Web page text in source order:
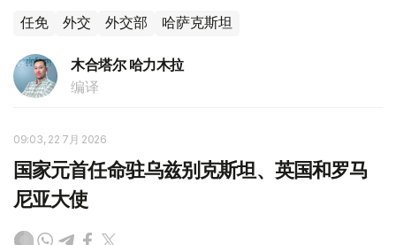
任免 外交 外交部 哈萨克斯坦
木合塔尔 哈力木拉
编译
09:03, 22 7月 2026
国家元首任命驻乌兹别克斯坦、英国和罗马
尼亚大使